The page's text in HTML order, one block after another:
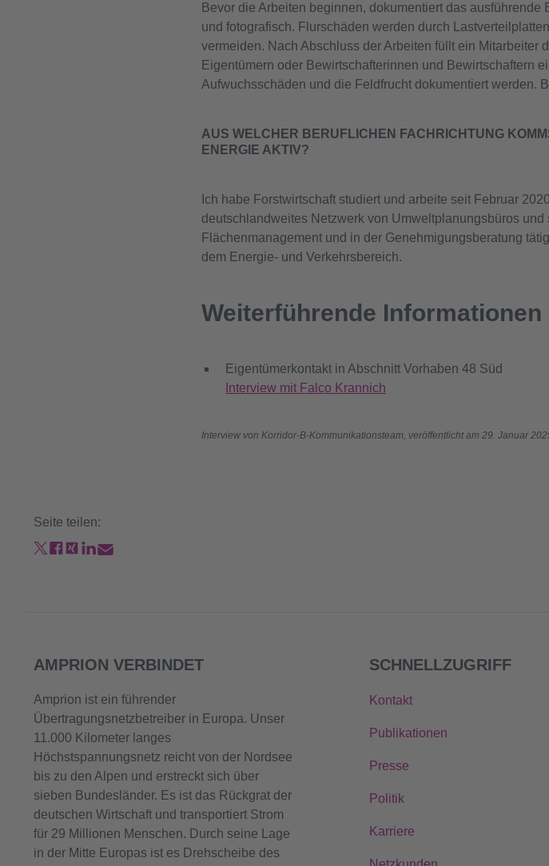
Bevor die Arbeiten beginnen, dokumentiert das
und fotografisch. Flurschäden werden durch
vermeiden. Nach Abschluss der Arbeiten füllt ein Mitarbeiter
Eigentümern oder Bewirtschafterinnen und Bewirtschaftern
Aufwuchsschäden und die Feldfrucht dokumentiert werden.
AUS WELCHER BERUFLICHEN FACHRICHTUNG
ENERGIE AKTIV?
Ich habe Forstwirtschaft studiert und arbeite seit Februar
deutschlandweites Netzwerk von Umweltplanungsbüros
Flächenmanagement und in der Genehmigungsberatung
dem Energie- und Verkehrsbereich.
Weiterführende Informationen
Eigentümerkontakt in Abschnitt Vorhaben 48 Süd
Interview mit Falco Krannich
Interview von Korridor-B-Kommunikationsteam, veröffentlicht am 29. Januar
Seite teilen:
AMPRION VERBINDET
Amprion ist ein führender
Übertragungsnetzbetreiber in Europa. Unser
11.000 Kilometer langes
Höchstspannungsnetz reicht von der Nordsee
bis zu den Alpen und erstreckt sich über
sieben Bundesländer. Es ist das Rückgrat der
deutschen Wirtschaft und transportiert Strom
für 29 Millionen Menschen. Durch seine Lage
in der Mitte Europas ist es Drehscheibe des
SCHNELLZUGRIFF
Kontakt
Publikationen
Presse
Politik
Karriere